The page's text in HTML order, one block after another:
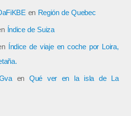
en Región de Quebec
Índice de Suiza
Índice de viaje en coche por Loira,
en Qué ver en la isla de La